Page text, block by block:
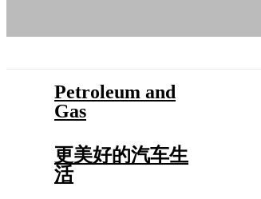
Petroleum and
Gas
更美好的汽车生
活